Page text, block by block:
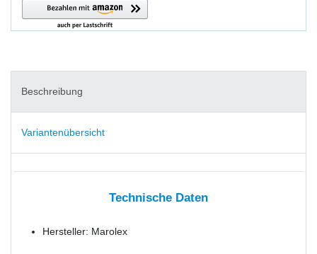
Beschreibung
Variantenübersicht
Technische Daten
Hersteller: Marolex